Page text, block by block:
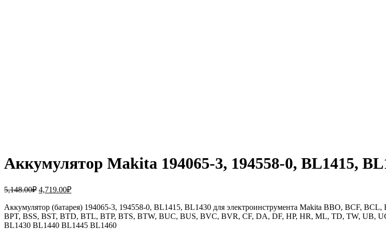
Аккумулятор Makita 194065-3, 194558-0, BL1415,
5,148.00₽ Первоначальная
составляла
5,148.00₽.
4,719.00₽Текущая
4,719.00₽.
Аккумулятор (батарея) 194065-3, 194558-0, BL1415, BL1430 для электроинструмента Makita BBO, BCF,
BPT, BSS, BST, BTD, BTL, BTP, BTS, BTW, BUC, BUS, BVC, BVR, CF, DA, DF, HP, HR, ML, TD, TW, UB,
BL1430 BL1440 BL1445 BL1460